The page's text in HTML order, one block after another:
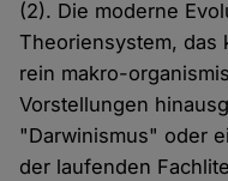
(2). Die moderne
Theoriensystem, das
rein makro-
Vorstellungen
"Darwinismus" oder
der laufenden